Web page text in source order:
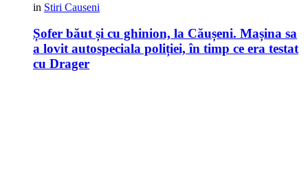
in Stiri Causeni
Șofer băut și cu ghinion, la Căușeni. Mașina sa
a lovit autospeciala poliției, în timp ce era testat
cu Drager